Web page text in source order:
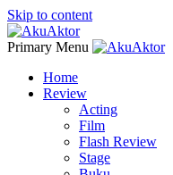
Skip to content
Primary Menu
Home
Review
Acting
Film
Flash Review
Stage